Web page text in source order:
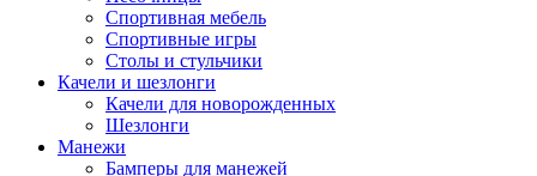
Спортивная мебель
Спортивные игры
Столы и стульчики
Качели и шезлонги
Качели для новорожденных
Шезлонги
Манежи
Бамперы для манежей